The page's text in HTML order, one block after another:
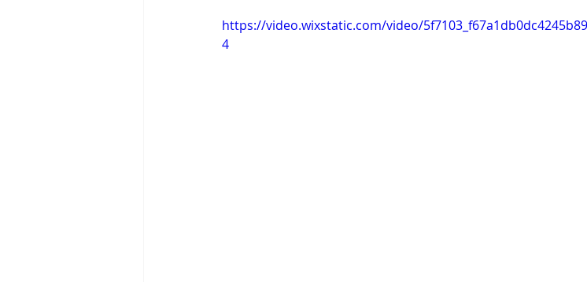
https://video.wixstatic.com/video/
4